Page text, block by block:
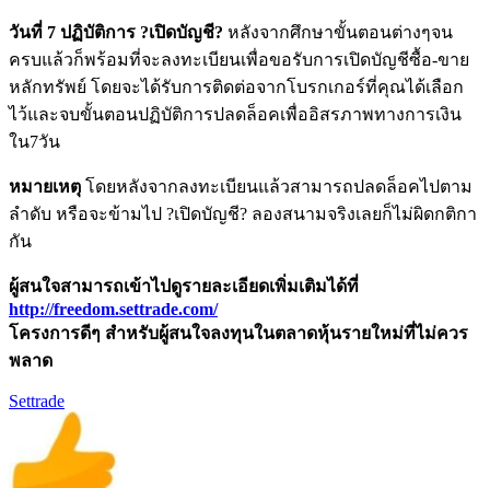
วันที่ 7 ปฏิบัติการ ?เปิดบัญชี? หลังจากศึกษาขั้นตอนต่างๆจน
ครบแล้วก็พร้อมที่จะลงทะเบียนเพื่อขอรับการเปิดบัญชีซื้อ-ขาย
หลักทรัพย์ โดยจะได้รับการติดต่อจากโบรกเกอร์ที่คุณได้เลือก
ไว้และจบขั้นตอนปฏิบัติการปลดล็อคเพื่ออิสรภาพทางการเงิน
ใน7วัน
หมายเหตุ โดยหลังจากลงทะเบียนแล้วสามารถปลดล็อคไปตาม
ลำดับ หรือจะข้ามไป ?เปิดบัญชี? ลองสนามจริงเลยก็ไม่ผิดกติกา
กัน
ผู้สนใจสามารถเข้าไปดูรายละเอียดเพิ่มเติมได้ที่
http://freedom.settrade.com/
โครงการดีๆ สำหรับผู้สนใจลงทุนในตลาดหุ้นรายใหม่ที่ไม่ควร
พลาด
Settrade